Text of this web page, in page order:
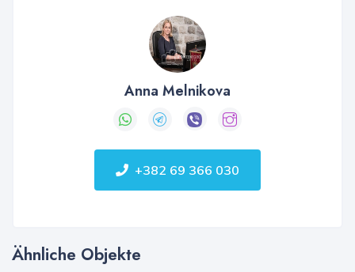
Anna Melnikova
+382 69 366 030
Ähnliche Objekte